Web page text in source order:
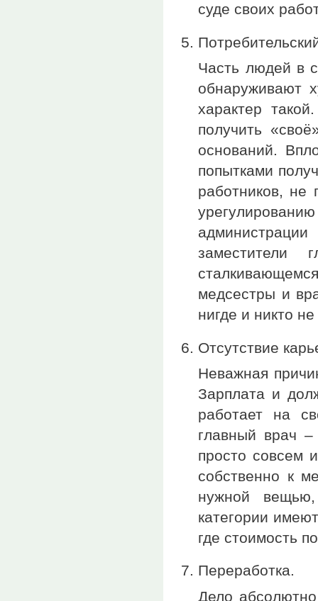
суде своих
Часть людей в
обнаруживают
характер
получить
оснований.
попытками
работников, не
медсестры и
нигде и никто
Отсутствие
Неважная
Зарплата и
работает на
главный врач
просто совсем
собственно к
нужной
категории
где стоимость
Переработка.
Дело